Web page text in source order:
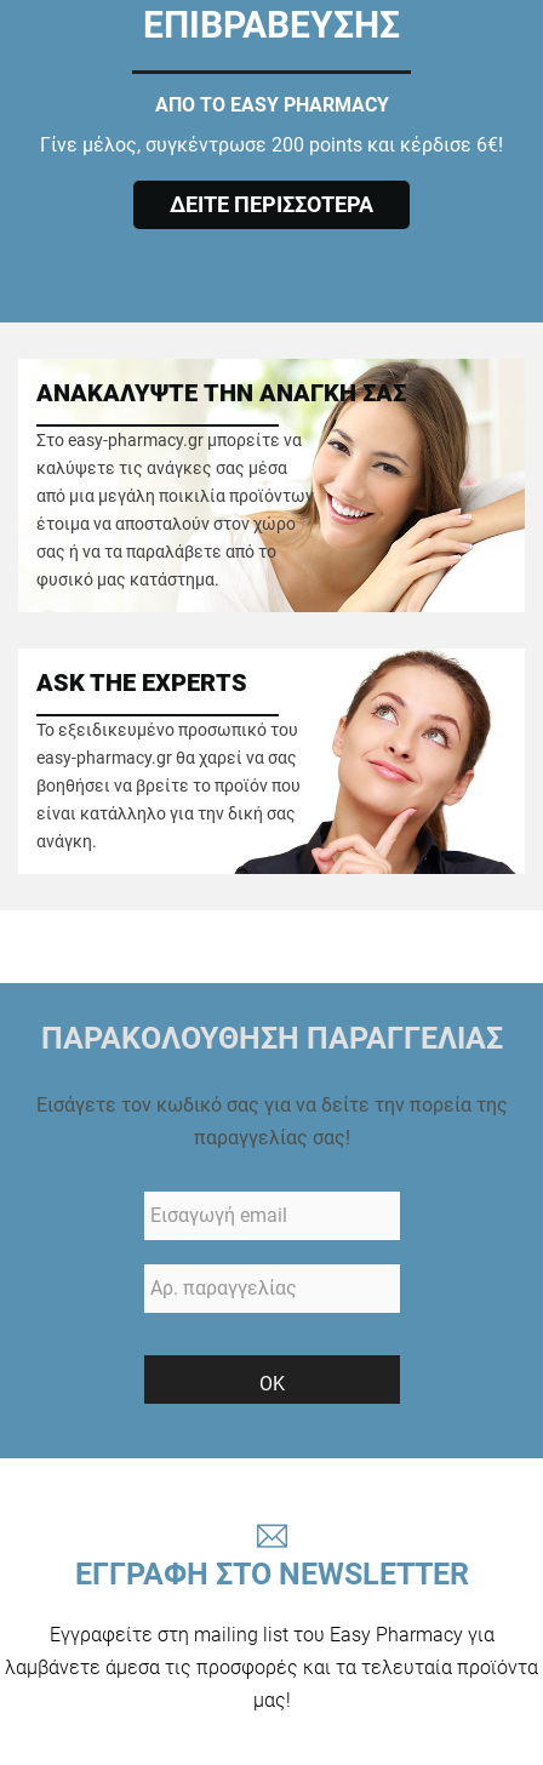
ΕΠΙΒΡΑΒΕΥΣΗΣ
ΑΠΟ ΤΟ EASY PHARMACY
Γίνε μέλος, συγκέντρωσε 200 points και κέρδισε 6€!
ΔΕΙΤΕ ΠΕΡΙΣΣΟΤΕΡΑ
ΑΝΑΚΑΛΥΨΤΕ ΤΗΝ ΑΝΑΓΚΗ ΣΑΣ
Στο easy-pharmacy.gr μπορείτε να
καλύψετε τις ανάγκες σας μέσα
από μια μεγάλη ποικιλία προϊόντων
έτοιμα να αποσταλούν στον χώρο
σας ή να τα παραλάβετε από το
φυσικό μας κατάστημα.
ASK THE EXPERTS
Το εξειδικευμένο προσωπικό του
easy-pharmacy.gr θα χαρεί να σας
βοηθήσει να βρείτε το προϊόν που
είναι κατάλληλο για την δική σας
ανάγκη.
ΠΑΡΑΚΟΛΟΥΘΗΣΗ ΠΑΡΑΓΓΕΛΙΑΣ
Εισάγετε τον κωδικό σας για να δείτε την πορεία της
παραγγελίας σας!
ΟΚ
ΕΓΓΡΑΦΗ ΣΤΟ NEWSLETTER
Εγγραφείτε στη mailing list του Easy Pharmacy για
λαμβάνετε άμεσα τις προσφορές και τα τελευταία προϊόντα
μας!